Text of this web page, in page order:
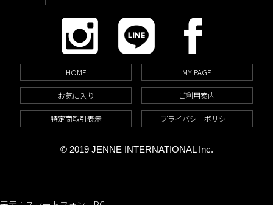
HOME MY PAGE
お気に入り ご利用案内
特定商取引表示 プライバシーポリシー
© 2019 JENNE INTERNATIONAL Inc.